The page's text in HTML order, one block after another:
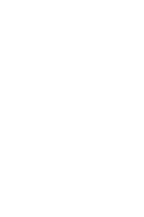
Gesundheitswesen, technische
Selbstverteidigung